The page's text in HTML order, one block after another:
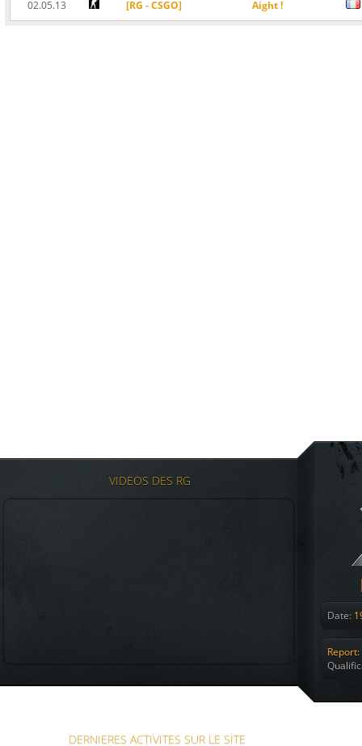
02.05.13
[RG - CSGO] Aight !
VIDEOS DES RG
Date:
Report:
DERNIERES ACTIVITES SUR LE SITE